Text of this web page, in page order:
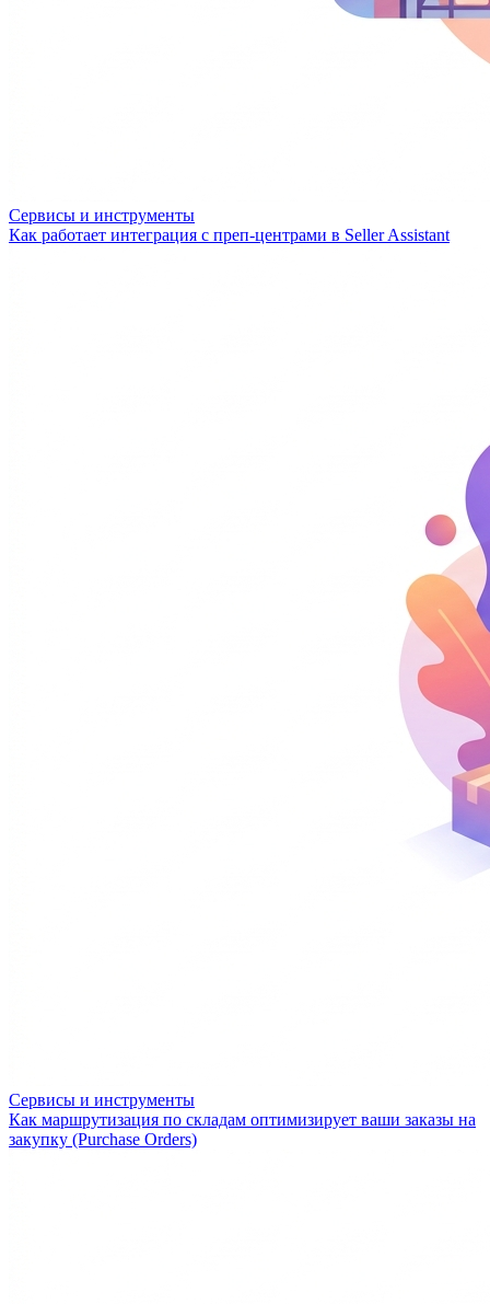
Сервисы и инструменты
Как работает интеграция с преп-центрами в Seller Assistant
Сервисы и инструменты
Как маршрутизация по складам оптимизирует ваши заказы на
закупку (Purchase Orders)